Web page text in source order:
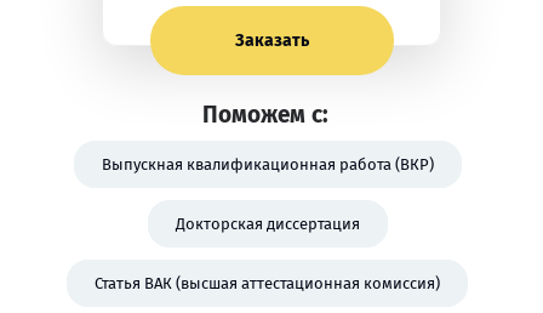
Заказать
Поможем с:
Выпускная квалификационная работа (ВКР)
Докторская диссертация
Статья ВАК (высшая аттестационная комиссия)